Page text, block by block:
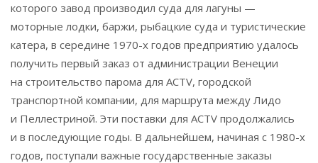
которого завод производил суда для лагуны —
моторные лодки, баржи, рыбацкие суда и туристические
катера, в середине 1970-х годов предприятию удалось
получить первый заказ от администрации Венеции
на строительство парома для ACTV, городской
транспортной компании, для маршрута между Лидо
и Пеллестриной. Эти поставки для ACTV продолжались
и в последующие годы. В дальнейшем, начиная с 1980-х
годов, поступали важные государственные заказы